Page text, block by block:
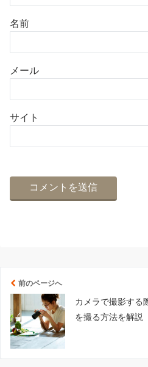
名前
メール
サイト
前のページへ
カメラで撮影する
を撮る方法を解説